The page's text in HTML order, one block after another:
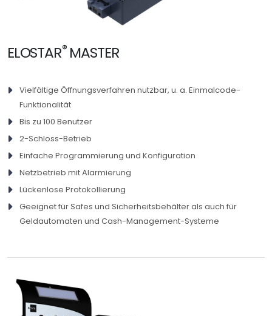
ELOSTAR®MASTER
Vielfältige Öffnungsverfahren nutzbar, u. a. Einmalcode-
Funktionalität
Bis zu 100 Benutzer
2-Schloss-Betrieb
Einfache Programmierung und Konfiguration
Netzbetrieb mit Alarmierung
Lückenlose Protokollierung
Geeignet für Safes und Sicherheitsbehälter als auch für
Geldautomaten und Cash-Management-Systeme